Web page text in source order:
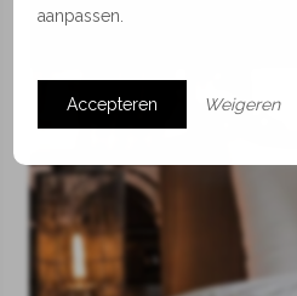
aanpassen.
Accepteren Weigeren